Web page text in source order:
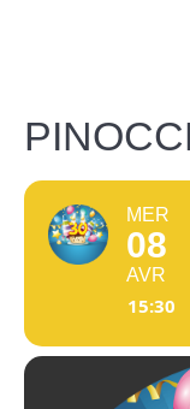
MER
08
AVR
15:30